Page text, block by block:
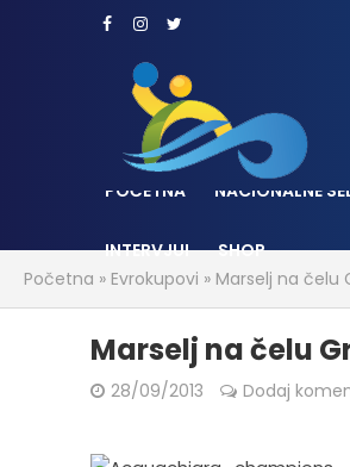
POČETNA NACIONALNE
INTERVJUI
SHOP
Početna » Evrokupovi » Marselj na čelu
Marselj na čelu
28/09/2013 Dodaj